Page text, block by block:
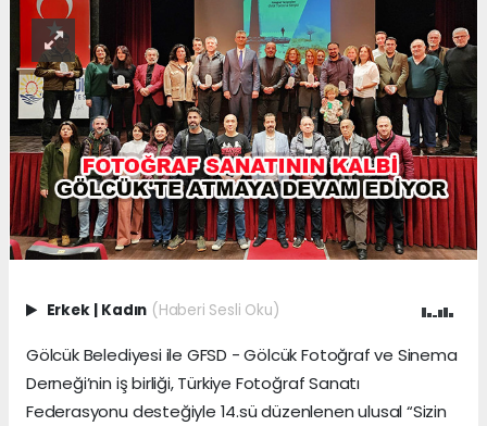
Erkek | Kadın (Haberi Sesli Oku)
Gölcük Belediyesi ile GFSD - Gölcük Fotoğraf ve Sinema
Derneği’nin iş birliği, Türkiye Fotoğraf Sanatı
Federasyonu desteğiyle 14.sü düzenlenen ulusal “Sizin